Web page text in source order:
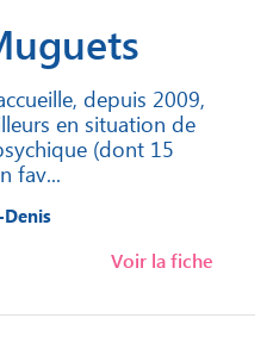
depuis 2009,
en situation de
(dont 15
fav...
Voir la fiche